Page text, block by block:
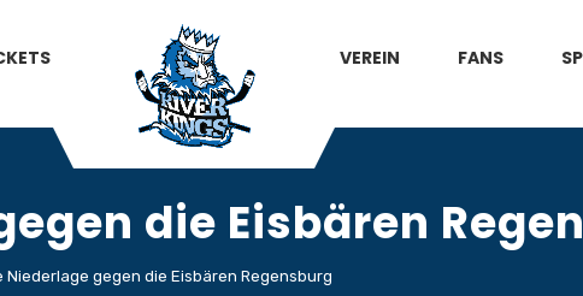
VEREIN FANS
die Eisbären
Niederlage gegen die Eisbären Regensburg